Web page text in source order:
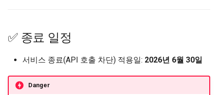
상담 배정
API 실패 코드
메시지 전송
상담 종료
사용자 차단 관리
✅ 종료 일정
서비스 종료(API 호출 차단) 적용일: 2026년 6월 30일
Danger